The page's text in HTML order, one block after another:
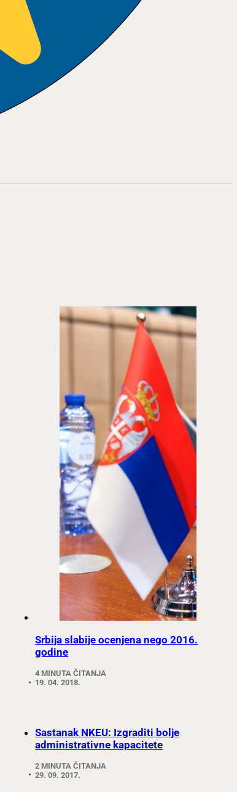
Srbija slabije ocenjena nego 2016.
godine
4 MINUTA ČITANJA
19. 04. 2018.
Sastanak NKEU: Izgraditi bolje
administrativne kapacitete
2 MINUTA ČITANJA
29. 09. 2017.